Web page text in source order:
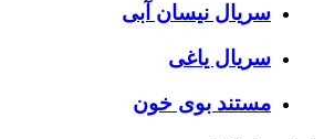
سریال نیسان آبی
سریال یاغی
مستند بوی خون